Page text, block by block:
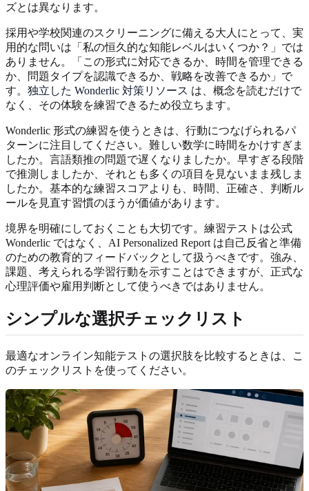
ズとは異なります。
採用や学校関連のスクリーニングに備える大人にとって、実
用的な問いは「私の恒久的な知能レベルはいくつか？」では
ありません。「この形式に対応できるか、時間を管理できる
か、問題タイプを認識できるか、戦略を改善できるか」で
す。 独立した Wonderlic 対策リソース は、概念を読むだけで
なく、その体験を練習できるため役立ちます。
Wonderlic 形式の練習を使うときは、行動につなげられるパ
ターンに注目してください。難しい数学に時間をかけすぎま
したか。言語類推の問題で遅くなりましたか。早すぎる段階
で推測しましたか、それとも多くの項目を見ないまま残しま
したか。基本的な練習スコアよりも、時間、正確さ、判断ル
ールを見直す習慣のほうが価値があります。
境界を明確にしておくことも大切です。練習テストは公式
Wonderlic ではなく、AI Personalized Report は自己反省と準備
のための教育的フィードバックとして扱うべきです。強み、
課題、考えられる学習行動を示すことはできますが、正式な
心理評価や雇用判断として使うべきではありません。
シンプルな選択チェックリスト
最適なオンライン知能テストの選択肢を比較するときは、こ
のチェックリストを使ってください。